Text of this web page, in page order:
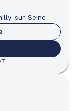
sur-Seine
7